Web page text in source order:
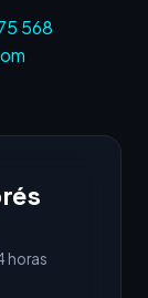
568
horas